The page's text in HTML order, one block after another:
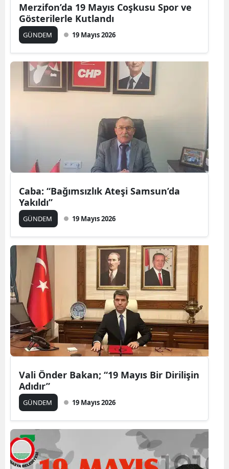
Merzifon’da 19 Mayıs Coşkusu Spor ve
Gösterilerle Kutlandı
GÜNDEM 19 Mayıs 2026
Caba: “Bağımsızlık Ateşi Samsun’da
Yakıldı”
GÜNDEM 19 Mayıs 2026
Vali Önder Bakan; “19 Mayıs Bir Dirilişin
Adıdır”
GÜNDEM 19 Mayıs 2026